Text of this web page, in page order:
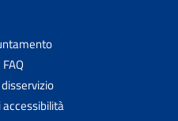
accessibilità